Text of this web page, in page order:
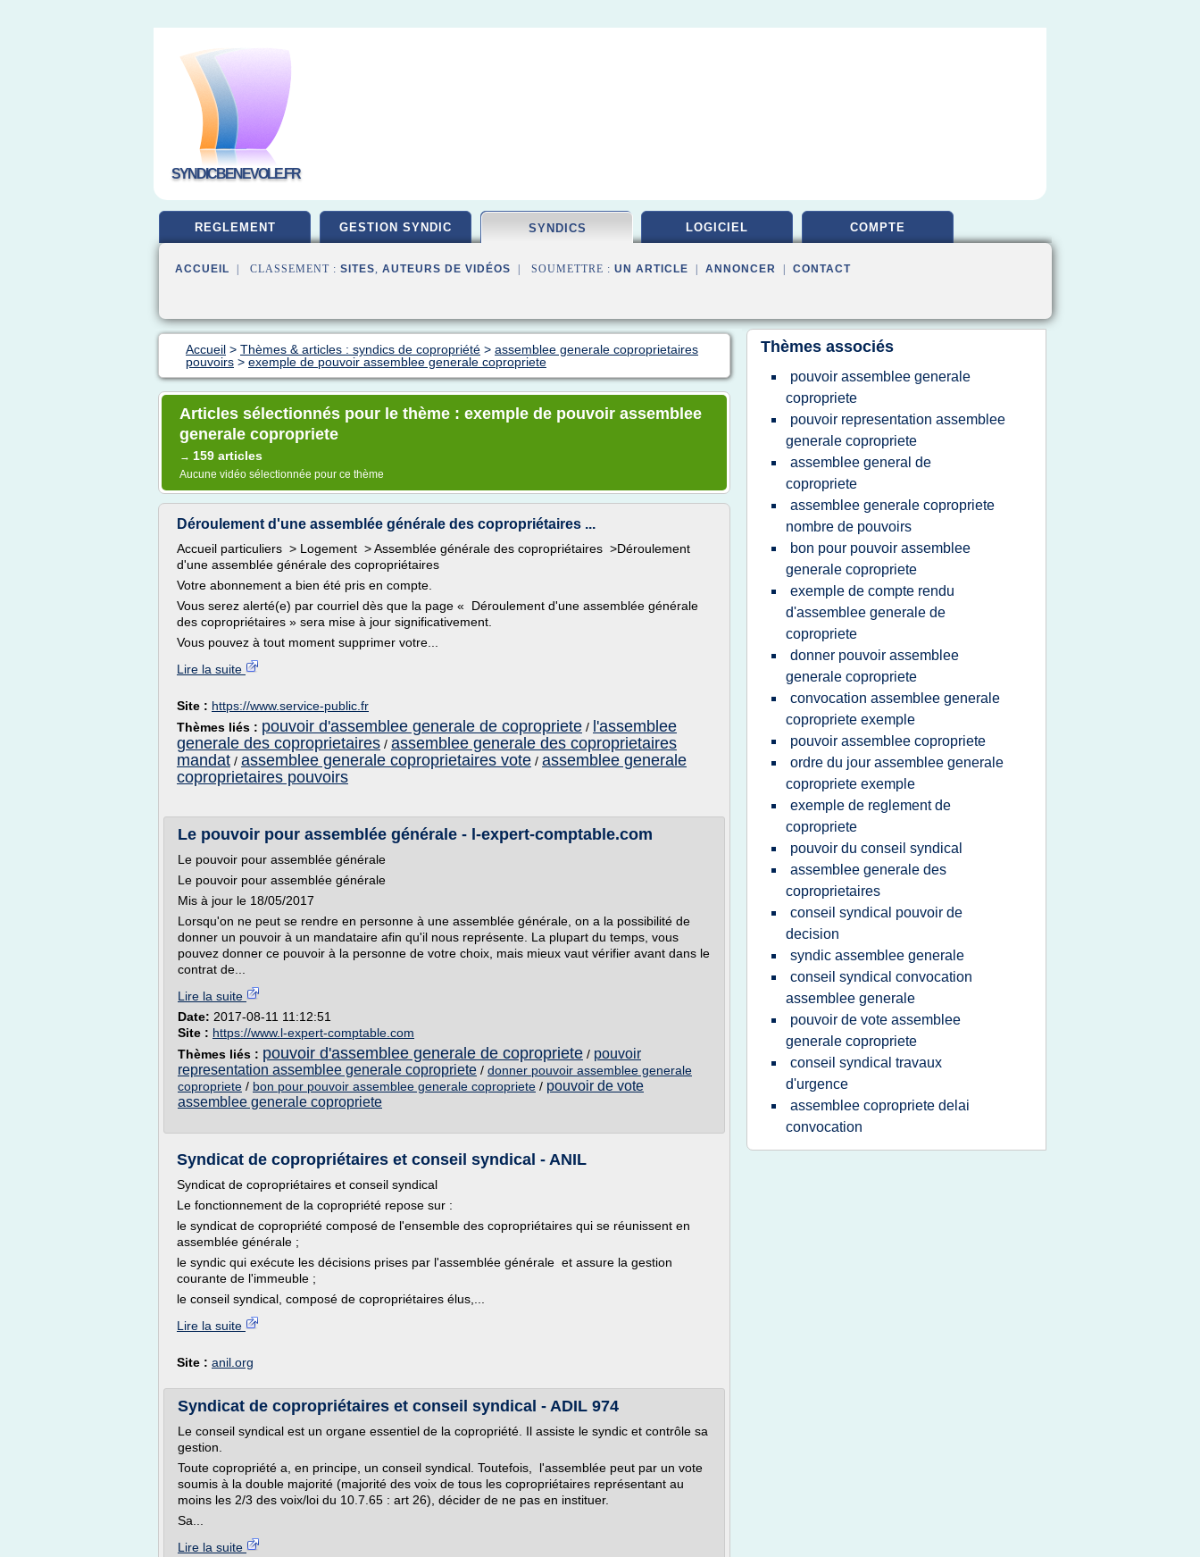
SYNDICBENEVOLE.FR
REGLEMENT GESTION SYNDIC SYNDICS LOGICIEL COMPTE
ACCUEIL | CLASSEMENT : SITES, AUTEURS DE VIDÉOS | SOUMETTRE : UN ARTICLE ANNONCER CONTACT
Accueil > Thèmes & articles : syndics de copropriété > assemblee generale coproprietaires
pouvoirs > exemple de pouvoir assemblee generale copropriete
Articles sélectionnés pour le thème : exemple de pouvoir assemblee
generale copropriete
→ 159 articles
Aucune vidéo sélectionnée pour ce thème
Déroulement d'une assemblée générale des copropriétaires ...
Accueil particuliers > Logement > Assemblée générale des copropriétaires >Déroulement
d'une assemblée générale des copropriétaires
Votre abonnement a bien été pris en compte.
Vous serez alerté(e) par courriel dès que la page « Déroulement d'une assemblée générale
des copropriétaires » sera mise à jour significativement.
Vous pouvez à tout moment supprimer votre...
Lire la suite
Site : https://www.service-public.fr
Thèmes liés : pouvoir d'assemblee generale de copropriete / l'assemblee
generale des coproprietaires / assemblee generale des coproprietaires
mandat / assemblee generale coproprietaires vote / assemblee generale
coproprietaires pouvoirs
Le pouvoir pour assemblée générale - l-expert-comptable.com
Le pouvoir pour assemblée générale
Le pouvoir pour assemblée générale
Mis à jour le 18/05/2017
Lorsqu'on ne peut se rendre en personne à une assemblée générale, on a la possibilité de
donner un pouvoir à un mandataire afin qu'il nous représente. La plupart du temps, vous
pouvez donner ce pouvoir à la personne de votre choix, mais mieux vaut vérifier avant dans le
contrat de...
Lire la suite
Date: 2017-08-11 11:12:51
Site : https://www.l-expert-comptable.com
Thèmes liés : pouvoir d'assemblee generale de copropriete / pouvoir
representation assemblee generale copropriete / donner pouvoir assemblee generale
copropriete / bon pour pouvoir assemblee generale copropriete / pouvoir de vote
assemblee generale copropriete
Syndicat de copropriétaires et conseil syndical - ANIL
Syndicat de copropriétaires et conseil syndical
Le fonctionnement de la copropriété repose sur :
le syndicat de copropriété composé de l'ensemble des copropriétaires qui se réunissent en
assemblée générale ;
le syndic qui exécute les décisions prises par l'assemblée générale et assure la gestion
courante de l'immeuble ;
le conseil syndical, composé de copropriétaires élus,...
Lire la suite
Site : anil.org
Syndicat de copropriétaires et conseil syndical - ADIL 974
Le conseil syndical est un organe essentiel de la copropriété. Il assiste le syndic et contrôle sa
gestion.
Toute copropriété a, en principe, un conseil syndical. Toutefois, l'assemblée peut par un vote
soumis à la double majorité (majorité des voix de tous les copropriétaires représentant au
moins les 2/3 des voix/loi du 10.7.65 : art 26), décider de ne pas en instituer.
Sa...
Lire la suite
Thèmes associés
pouvoir assemblee generale
copropriete
pouvoir representation assemblee
generale copropriete
assemblee general de
copropriete
assemblee generale copropriete
nombre de pouvoirs
bon pour pouvoir assemblee
generale copropriete
exemple de compte rendu
d'assemblee generale de
copropriete
donner pouvoir assemblee
generale copropriete
convocation assemblee generale
copropriete exemple
pouvoir assemblee copropriete
ordre du jour assemblee generale
copropriete exemple
exemple de reglement de
copropriete
pouvoir du conseil syndical
assemblee generale des
coproprietaires
conseil syndical pouvoir de
decision
syndic assemblee generale
conseil syndical convocation
assemblee generale
pouvoir de vote assemblee
generale copropriete
conseil syndical travaux
d'urgence
assemblee copropriete delai
convocation